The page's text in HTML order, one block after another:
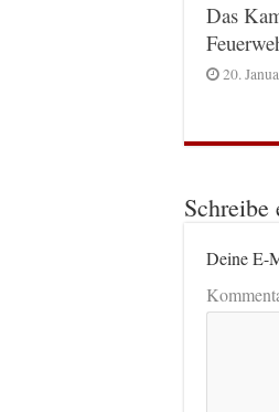
Das
20.
Schreibe
Deine E-